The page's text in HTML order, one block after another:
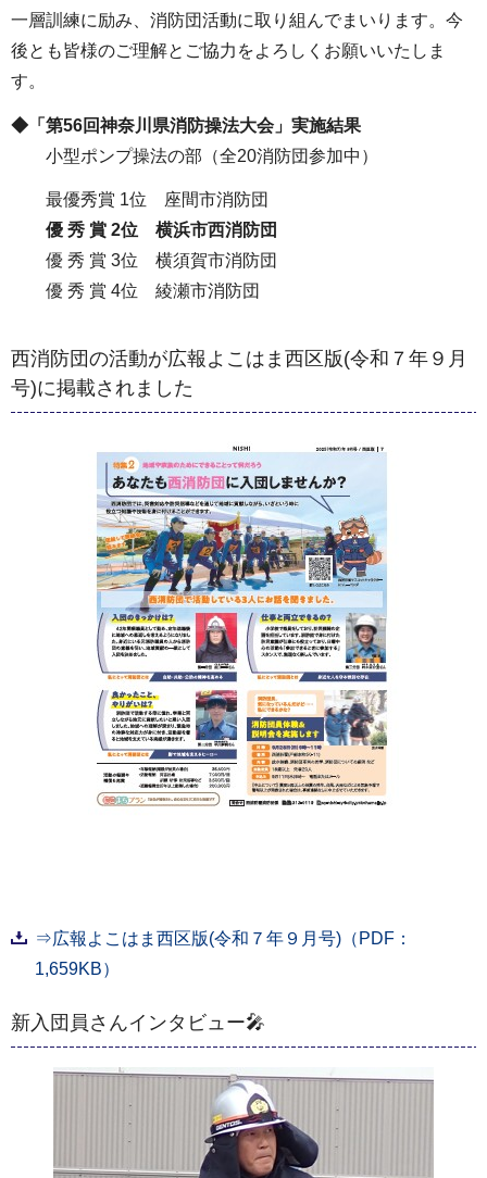
一層訓練に励み、消防団活動に取り組んでまいります。今
後とも皆様のご理解とご協力をよろしくお願いいたしま
す。
◆「第56回神奈川県消防操法大会」実施結果
小型ポンプ操法の部（全20消防団参加中）
最優秀賞 1位 座間市消防団
優 秀 賞 2位 横浜市西消防団
優 秀 賞 3位 横須賀市消防団
優 秀 賞 4位 綾瀬市消防団
西消防団の活動が広報よこはま西区版(令和７年９月
号)に掲載されました
⇒広報よこはま西区版(令和７年９月号)（PDF：
1,659KB）
新入団員さんインタビュー🎤